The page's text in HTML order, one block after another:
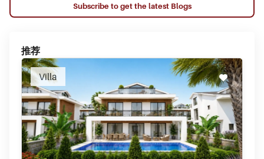
Subscribe to get the latest Blogs
推荐
Villa